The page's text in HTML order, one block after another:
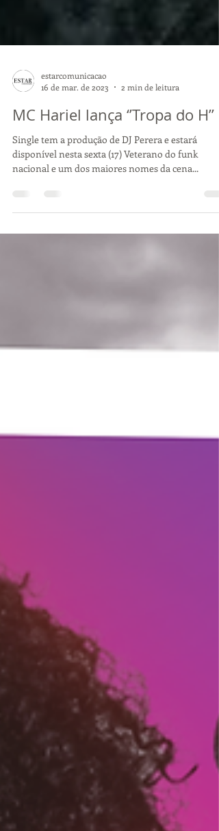
estarcomunicacao
16 de mar. de 2023
2 min de leitura
MC Hariel lança ‘’Tropa do H’’
Single tem a produção de DJ Perera e estará